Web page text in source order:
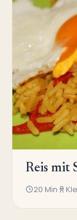
Reis mit
20 Min